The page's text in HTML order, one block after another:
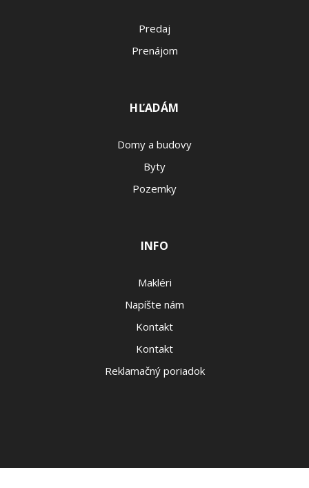
Predaj
Prenájom
HĽADÁM
Domy a budovy
Byty
Pozemky
INFO
Makléri
Napíšte nám
Kontakt
Kontakt
Reklamačný poriadok